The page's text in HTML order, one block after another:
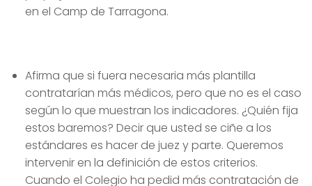
en el Camp de Tarragona.
Afirma que si fuera necesaria más plantilla
contratarían más médicos, pero que no es el caso
según lo que muestran los indicadores. ¿Quién fija
estos baremos? Decir que usted se ciñe a los
estándares es hacer de juez y parte. Queremos
intervenir en la definición de estos criterios.
Cuando el Colegio ha pedid más contratación de